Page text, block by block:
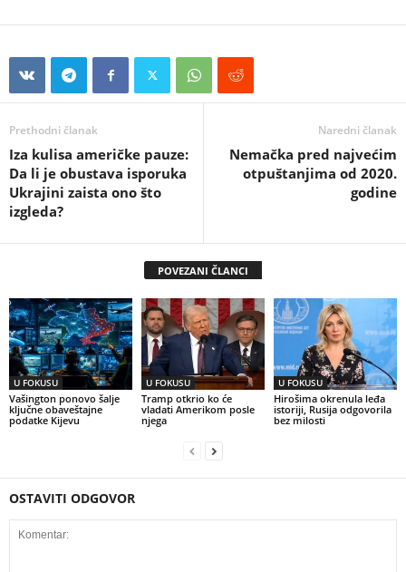
Prethodni članak
Iza kulisa američke pauze:
Da li je obustava isporuka
Ukrajini zaista ono što
izgleda?
Naredni članak
Nemačka pred najvećim
otpuštanjima od 2020.
godine
POVEZANI ČLANCI
U FOKUSU
Vašington ponovo šalje
ključne obaveštajne
podatke Kijevu
U FOKUSU
Tramp otkrio ko će
vladati Amerikom posle
njega
U FOKUSU
Hirošima okrenula leđa
istoriji, Rusija odgovorila
bez milosti
OSTAVITI ODGOVOR